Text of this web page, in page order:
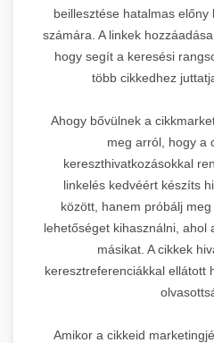
beillesztése hatalmas
számára. A linkek
hogy segít a keresési
több cikkedhez
Ahogy bővülnek a
meg arról, hogy a
kereszthivatkozásokkal
linkelés kedvéért készíts
között, hanem próbálj
lehetőséget kihasználni, ahol
másikat. A cikkek
keresztreferenciákkal ellátott
Amikor a cikkeid